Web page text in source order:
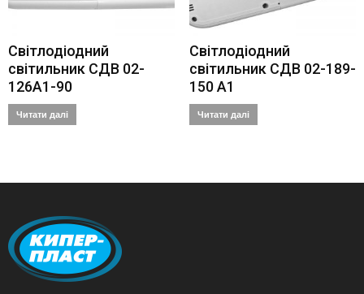
Cвітлодіодний
світильник СДВ 02-
126А1-90
Читати далі
Світлодіодний
світильник СДВ 02-189-
150 А1
Читати далі